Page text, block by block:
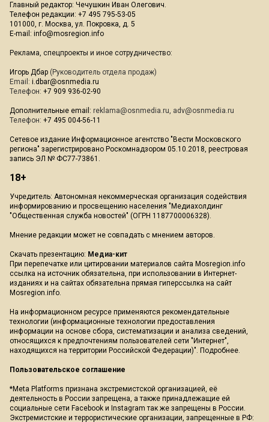
Главный редактор: Чечушкин Иван Олегович.
Телефон редакции: +7 495 795-53-05
101000, г. Москва, ул. Покровка, д. 5
E-mail: info@mosregion.info
Реклама, спецпроекты и иное сотрудничество:
Игорь Дбар (Руководитель отдела продаж)
Email: i.dbar@osnmedia.ru
Телефон: +7 909 936-02-90
Дополнительные email: reklama@osnmedia.ru, adv@osnmedia.ru
Телефон: +7 495 004-56-11
Сетевое издание Информационное агентство "Вести Московского
региона" зарегистрировано Роскомнадзором 05.10.2018, реестровая
запись ЭЛ № ФС77-73861.
18+
Учредитель: Автономная некоммерческая организация содействия
информированию и просвещению населения "Медиахолдинг
"Общественная служба новостей" (ОГРН 1187700006328).
Мнение редакции может не совпадать с мнением авторов.
Скачать презентацию: Медиа-кит
При перепечатке или цитировании материалов сайта Mosregion.info
ссылка на источник обязательна, при использовании в Интернет-
изданиях и на сайтах обязательна прямая гиперссылка на сайт
Mosregion.info.
На информационном ресурсе применяются рекомендательные
технологии (информационные технологии предоставления
информации на основе сбора, систематизации и анализа сведений,
относящихся к предпочтениям пользователей сети "Интернет",
находящихся на территории Российской Федерации)". Подробнее.
Пользовательское соглашение
*Meta Platforms признана экстремистской организацией, её
деятельность в России запрещена, а также принадлежащие ей
социальные сети Facebook и Instagram так же запрещены в России.
Экстремистские и террористические организации, запрещенные в РФ: